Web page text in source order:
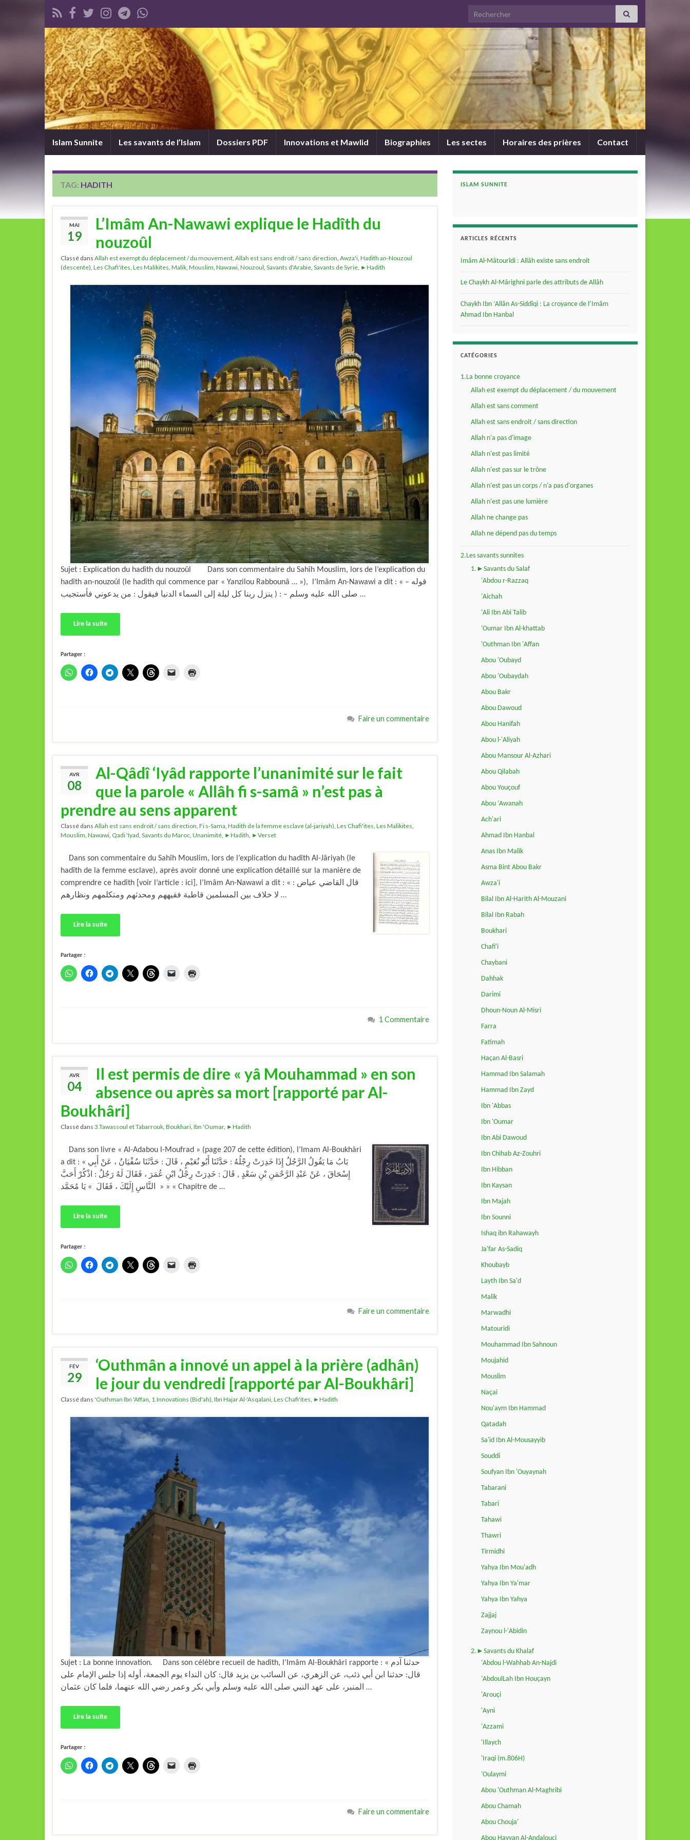
Search for:
Islam Sunnite Les savants de l’Islam Dossiers PDF Innovations et Mawlid Biographies Les sectes Horaires des prières Contact
TAG: HADITH
MAI
19
L’Imâm An-Nawawi explique le Hadîth du
nouzoûl
Classé dans Allah est exempt du déplacement / du mouvement, Allah est sans endroit / sans direction, Awza'i, Hadith an-Nouzoul
(descente), Les Chafi'ites, Les Malikites, Malik, Mouslim, Nawawi, Nouzoul, Savants d'Arabie, Savants de Syrie, ►Hadith
Sujet : Explication du hadîth du nouzoûl Dans son commentaire du Sahîh Mouslim, lors de l’explication du
hadîth an-nouzoûl (le hadîth qui commence par « Yanzilou Rabbounâ … »), l’Imâm An-Nawawi a dit : « قوله –
صلى الله عليه وسلم – : ( ينزل ربنا كل ليلة إلى السماء الدنيا فيقول : من يدعوني فأستجيب …
Lire la suite
Partager :
Faire un commentaire
AVR
08
Al-Qâdî ‘Iyâd rapporte l’unanimité sur le fait
que la parole « Allâh fi s-samâ » n’est pas à
prendre au sens apparent
Classé dans Allah est sans endroit / sans direction, Fi s-Sama, Hadith de la femme esclave (al-jariyah), Les Chafi'ites, Les Malikites,
Mouslim, Nawawi, Qadi 'Iyad, Savants du Maroc, Unanimité, ►Hadith, ►Verset
Dans son commentaire du Sahîh Mouslim, lors de l’explication du hadîth Al-Jâriyah (le
hadîth de la femme esclave), après avoir donné une explication détaillé sur la manière de
comprendre ce hadîth [voir l’article : ici], l’Imâm An-Nawawi a dit : « قال القاضي عياض :
لا خلاف بين المسلمين قاطبة فقيههم ومحدثهم ومتكلمهم ونظارهم …
Lire la suite
Partager :
1 Commentaire
AVR
04
Il est permis de dire « yâ Mouhammad » en son
absence ou après sa mort [rapporté par Al-
Boukhâri]
Classé dans 3.Tawassoul et Tabarrouk Boukhari Ibn 'Oumar, ►Hadith
Dans son livre « Al-Adabou l-Moufrad » (page 207 de cette édition), l’Imam Al-Boukhâri
a dit : « بَابُ مَا يَقُولُ الرَّجُلُ إِذَا خَدِرَتْ رِجْلُهُ : حَدَّثَنَا أَبُو نُعَيْمٍ ، قَالَ : حَدَّثَنَا سُفْيَانُ ، عَنْ أَبِي
إِسْحَاقَ ، عَنْ عَبْدِ الرَّحْمَنِ بْنِ سَعْدٍ , قَالَ : خَدِرَتْ رِجْلُ ابْنِ عُمَرَ ، فَقَالَ لَهُ رَجُلٌ : اذْكُرْ أَحَبَّ
النَّاسِ إِلَيْكَ ، فَقَالَ » يَا مُحَمَّد » » « Chapitre de …
Lire la suite
Partager :
Faire un commentaire
FÉV
29
‘Outhmân a innové un appel à la prière (adhân)
le jour du vendredi [rapporté par Al-Boukhâri]
Classé dans 'Outhman Ibn 'Affan, 1.Innovations (Bid'ah), Ibn Hajar Al-'Asqalani, Les Chafi'ites, ►Hadith
Sujet : La bonne innovation. Dans son célèbre recueil de hadîth, l’Imâm Al-Boukhâri rapporte : « حدثنا آدم
قال: حدثنا ابن أبي ذئب، عن الزهري، عن السائب بن يزيد قال: كان النداء يوم الجمعة، أوله إذا جلس الإمام على
المنبر، على عهد النبي صلى الله عليه وسلم وأبي بكر وعمر رضي الله عنهما، فلما كان عثمان …
Lire la suite
Partager :
Faire un commentaire
ISLAM SUNNITE
ARTICLES RÉCENTS
Imâm Al-Mâtourîdi : Allâh existe sans endroit
Le Chaykh Al-Mârighni parle des attributs de Allâh
Chaykh Ibn ‘Allân As-Siddîqi : La croyance de l’Imâm
Ahmad Ibn Hanbal
CATÉGORIES
1.La bonne croyance
Allah est exempt du déplacement / du mouvement
Allah est sans comment
Allah est sans endroit / sans direction
Allah n'a pas d'image
Allah n'est pas limité
Allah n'est pas sur le trône
Allah n'est pas un corps / n'a pas d'organes
Allah n'est pas une lumière
Allah ne change pas
Allah ne dépend pas du temps
2.Les savants sunnites
1.►Savants du Salaf
'Abdou r-Razzaq
'Aichah
'Ali Ibn Abi Talib
'Oumar Ibn Al-khattab
'Outhman Ibn 'Affan
Abou 'Oubayd
Abou 'Oubaydah
Abou Bakr
Abou Dawoud
Abou Hanifah
Abou l-'Aliyah
Abou Mansour Al-Azhari
Abou Qilabah
Abou Youçouf
Abou ‘Awanah
Ach'ari
Ahmad Ibn Hanbal
Anas Ibn Malik
Asma Bint Abou Bakr
Awza'i
Bilal Ibn Al-Harith Al-Mouzani
Bilal Ibn Rabah
Boukhari
Chafi'i
Chaybani
Dahhak
Darimi
Dhoun-Noun Al-Misri
Farra
Fatimah
Haçan Al-Basri
Hammad Ibn Salamah
Hammad Ibn Zayd
Ibn 'Abbas
Ibn 'Oumar
Ibn Abi Dawoud
Ibn Chihab Az-Zouhri
Ibn Hibban
Ibn Kaysan
Ibn Majah
Ibn Sounni
Ishaq ibn Rahawayh
Ja'far As-Sadiq
Khoubayb
Layth Ibn Sa'd
Malik
Marwadhi
Matouridi
Mouhammad Ibn Sahnoun
Moujahid
Mouslim
Naçai
Nou'aym Ibn Hammad
Qatadah
Sa'id Ibn Al-Mousayyib
Souddi
Soufyan Ibn 'Ouyaynah
Tabarani
Tabari
Tahawi
Thawri
Tirmidhi
Yahya Ibn Mou'adh
Yahya Ibn Ya'mar
Yahya Ibn Yahya
Zajjaj
Zaynou l-'Abidin
2.►Savants du Khalaf
'Abdou l-Wahhab An-Najdi
'AbdoulLah Ibn Houçayn
'Arouçi
'Ayni
'Azzami
'Illaych
'Iraqi (m.806H)
'Oulaymi
Abou 'Outhman Al-Maghribi
Abou Chamah
Abou Chouja'
Abou Hayyan Al-Andalouçi